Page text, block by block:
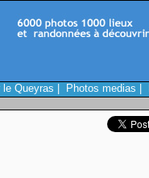
le Queyras Photos medias